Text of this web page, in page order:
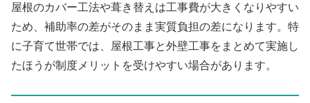
屋根のカバー工法や葺き替えは工事費が大きくなりやすい
ため、補助率の差がそのまま実質負担の差になります。特
に子育て世帯では、屋根工事と外壁工事をまとめて実施し
たほうが制度メリットを受けやすい場合があります。